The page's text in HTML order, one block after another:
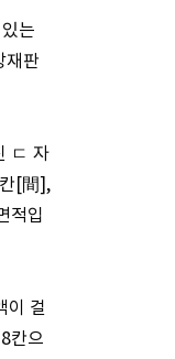
는
재판
ㄷ 자
[間],
적입
이 걸
칸으